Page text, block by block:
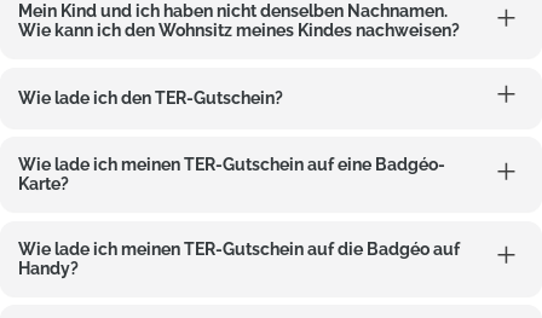
Mein Kind und ich haben nicht denselben Nachnamen.
Wie kann ich den Wohnsitz meines Kindes nachweisen?
Wie lade ich den TER-Gutschein?
Wie lade ich meinen TER-Gutschein auf eine Badgéo-
Karte?
Wie lade ich meinen TER-Gutschein auf die Badgéo auf
Handy?